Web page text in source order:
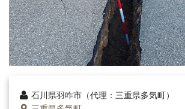
石川県羽咋市（代理：三重県多気町）